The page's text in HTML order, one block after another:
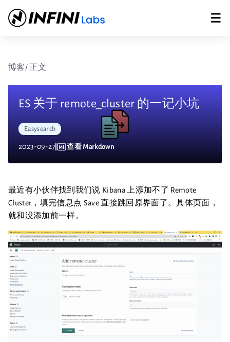
博客/ 正文
ES 关于 remote_cluster 的一记小坑
Easysearch
2023-09-27 查看 Markdown
最近有小伙伴找到我们说 Kibana 上添加不了 Remote
Cluster，填完信息点 Save 直接跳回原界面了。具体页面，
就和没添加前一样。